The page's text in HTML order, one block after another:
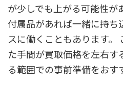
が少しでも上がる可能性が
付属品があれば一緒に持ち
スに働くこともあります。
た手間が買取価格を左右
る範囲での事前準備をおす